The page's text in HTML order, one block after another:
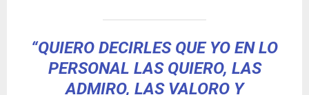
“QUIERO DECIRLES QUE YO EN LO
PERSONAL LAS QUIERO, LAS
ADMIRO, LAS VALORO Y